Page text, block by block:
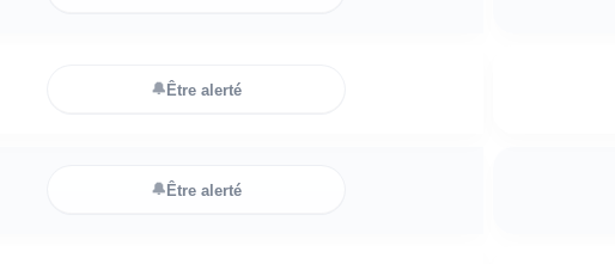
🔔Être alerté
🔔Être alerté